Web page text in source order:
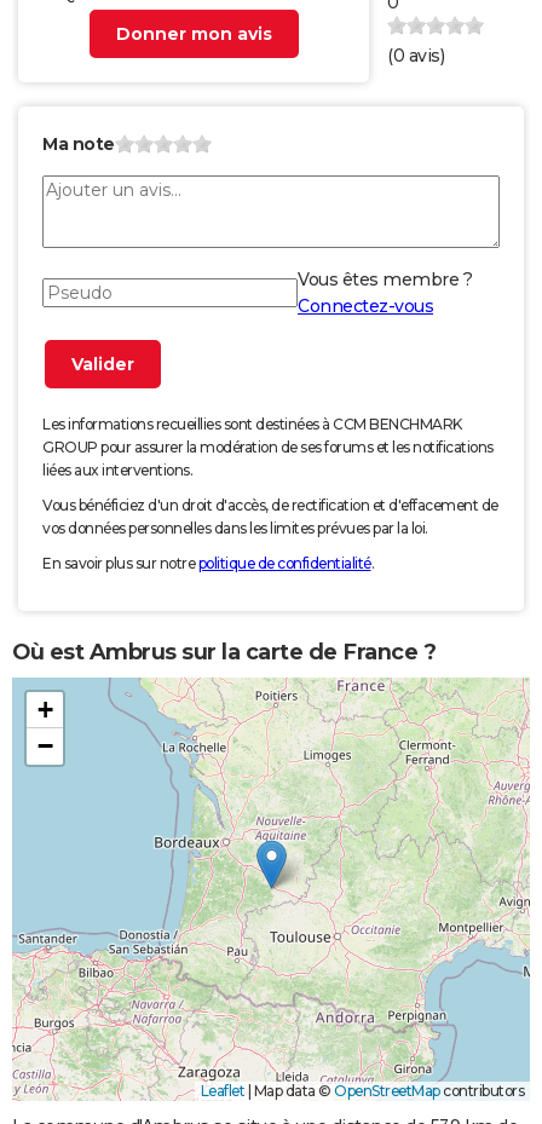
Donner mon avis
(0 avis)
Ma note
Vous êtes membre ?
Connectez-vous
Les informations recueillies sont destinées à CCM BENCHMARK
GROUP pour assurer la modération de ses forums et les notifications
liées aux interventions.
Vous bénéficiez d'un droit d'accès, de rectification et d'effacement de
vos données personnelles dans les limites prévues par la loi.
En savoir plus sur notrepolitique de confidentialité.
Où est Ambrus sur la carte de France ?
+
−
Leaflet Map data © OpenStreetMapcontributors